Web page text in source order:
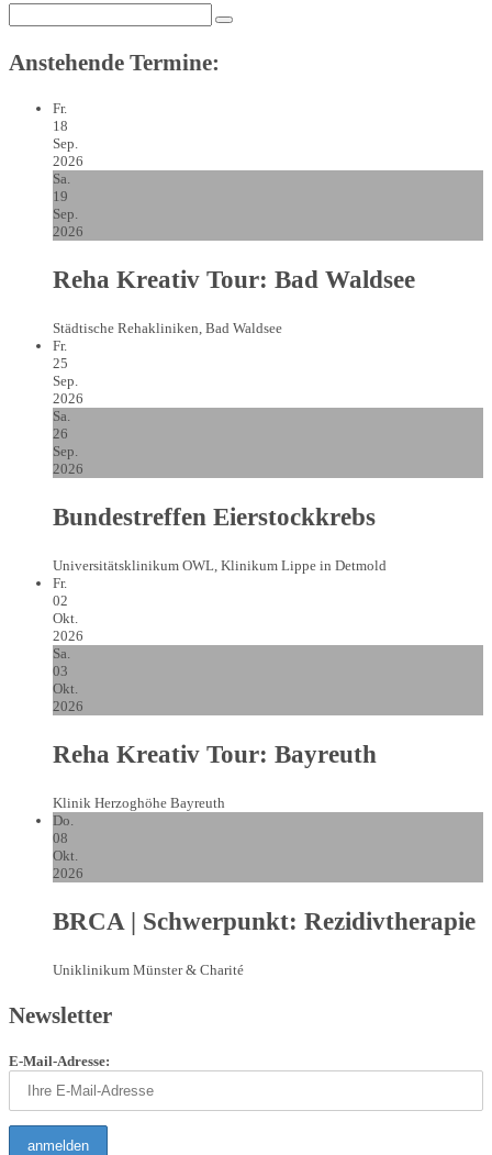
Search
for:
Anstehende Termine:
Fr.
18
Sep.
2026
Sa.
19
Sep.
2026
Reha Kreativ Tour: Bad Waldsee
Städtische Rehakliniken, Bad Waldsee
Fr.
25
Sep.
2026
Sa.
26
Sep.
2026
Bundestreffen Eierstockkrebs
Universitätsklinikum OWL, Klinikum Lippe in Detmold
Fr.
02
Okt.
2026
Sa.
03
Okt.
2026
Reha Kreativ Tour: Bayreuth
Klinik Herzoghöhe Bayreuth
Do.
08
Okt.
2026
BRCA | Schwerpunkt: Rezidivtherapie
Uniklinikum Münster & Charité
Newsletter
E-Mail-Adresse: